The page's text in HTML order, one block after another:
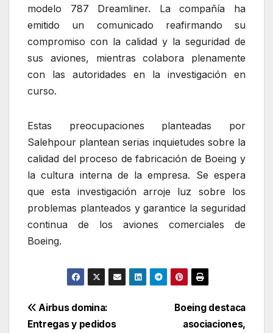
modelo 787 Dreamliner. La compañía ha
emitido un comunicado reafirmando su
compromiso con la calidad y la seguridad de
sus aviones, mientras colabora plenamente
con las autoridades en la investigación en
curso.
Estas preocupaciones planteadas por
Salehpour plantean serias inquietudes sobre la
calidad del proceso de fabricación de Boeing y
la cultura interna de la empresa. Se espera
que esta investigación arroje luz sobre los
problemas planteados y garantice la seguridad
continua de los aviones comerciales de
Boeing.
Navegación
Boeing destaca
asociaciones,
Airbus domina:
Entregas y pedidos